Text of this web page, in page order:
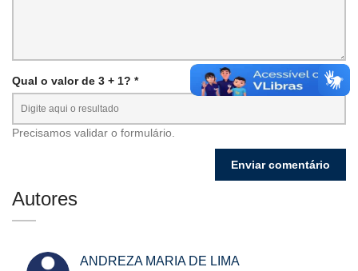
Qual o valor de 3 + 1? *
Precisamos validar o formulário.
Autores
ANDREZA MARIA DE LIMA